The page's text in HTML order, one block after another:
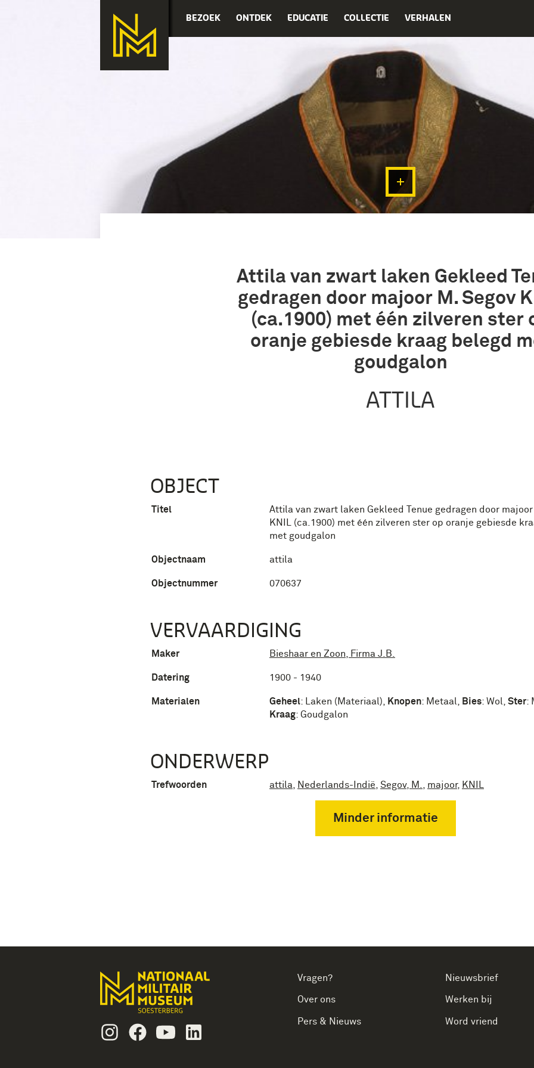
BEZOEK ONTDEK EDUCATIE COLLECTIE VERHALEN
Attila van zwart laken Gekleed
gedragen door majoor M. Segov
(ca.1900) met één zilveren ster
oranje gebiesde kraag belegd
goudgalon
ATTILA
OBJECT
Titel
Attila van zwart laken Gekleed Tenue gedragen door majoor
KNIL (ca.1900) met één zilveren ster op oranje gebiesde
met goudgalon
Objectnaam attila
Objectnummer 070637
VERVAARDIGING
Maker Bieshaar en Zoon, Firma J.B.
Datering 1900 - 1940
Materialen Geheel: Laken (Materiaal) Knopen: Metaal Bies: Wol Ster:
Kraag: Goudgalon
ONDERWERP
Trefwoorden attila Nederlands-Indië Segov, M. majoor, KNIL
Minder informatie
InstagramFacebookYoutube
Vragen?
Over ons
Pers & Nieuws
Nieuwsbrief
Werken bij
Word vriend